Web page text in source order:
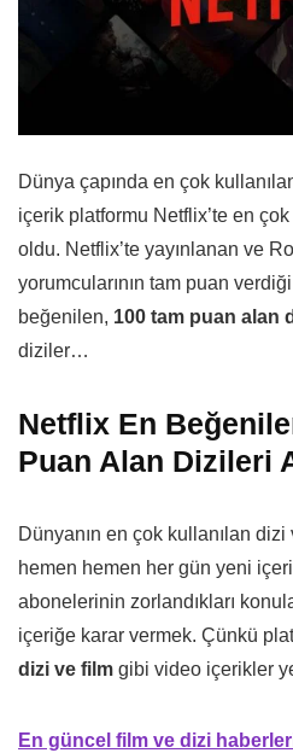
Dünya çapında en çok
içerik platformu Netflix’te en
oldu. Netflix’te yayınlanan ve
yorumcularının tam puan
beğenilen, 100 tam puan alan
diziler…
Netflix En
Puan Alan Dizileri
Dünyanın en çok kullanılan
hemen hemen her gün yeni
abonelerinin zorlandıkları
içeriğe karar vermek. Çünkü
dizi ve film gibi video içerikler
En güncel film ve dizi